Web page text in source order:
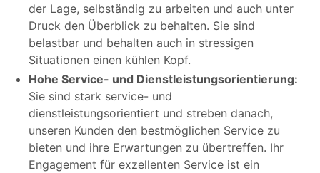
der Lage, selbständig zu arbeiten und auch unter
Druck den Überblick zu behalten. Sie sind
belastbar und behalten auch in stressigen
Situationen einen kühlen Kopf.
Hohe Service- und Dienstleistungsorientierung:
Sie sind stark service- und
dienstleistungsorientiert und streben danach,
unseren Kunden den bestmöglichen Service zu
bieten und ihre Erwartungen zu übertreffen. Ihr
Engagement für exzellenten Service ist ein